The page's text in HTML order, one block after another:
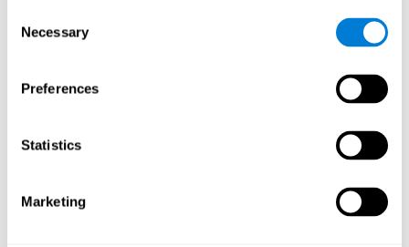
Selection
Necessary
Preferences
Statistics
Marketing
Pour qui sont recommandés les